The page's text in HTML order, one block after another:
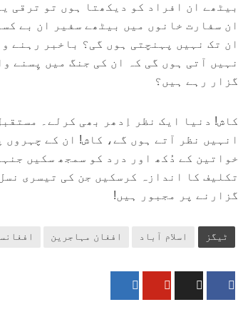
بیٹھے ان افراد کو دیکھتا ہوں تو ترقی
ان سفارت خانوں میں بیٹھے سفیر ان بے
ان تک نہیں پہنچتی ہوں گی؟ باخبر رہنے
نہیں آتی ہوں گی کہ ان کی جنگ میں پِسنے
گزار رہے ہیں؟
کاش! دنیا ایک نظر اِدھر بھی کرلے۔
انہیں نظر آتے ہوں گے، کاش! ان کے
خواتین کے دُکھ اور درد کو سمجھ سکیں
تکلیف کا اندازہ کرسکیں جن کی تیسری
گزارنے پر مجبور ہیں!
ٹیگز اسلام آباد افغان مہاجرین